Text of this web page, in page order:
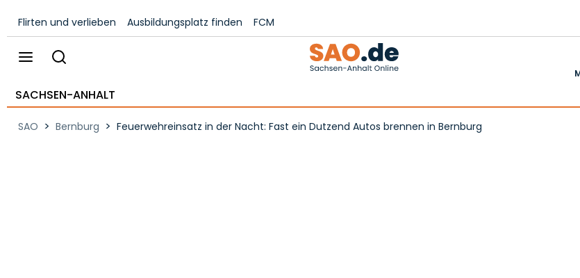
Flirten und verlieben Ausbildungsplatz finden FCM
SACHSEN-ANHALT
SAO > Bernburg > Feuerwehreinsatz in der Nacht: Fast ein Dutzend Autos brennen in Bernburg